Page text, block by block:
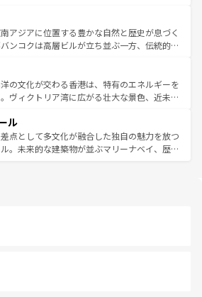
れながら、韓国の多彩な魅力を心ゆくまで味
わってみてほしい。 なお、新着の韓国情報はコンテンツ一
ほしい。
共に伝統が息づく。ハノイの古い町並みやホ
フランス統治時代の建物も、独特の雰囲気を
る。また、バラエティの豊かさとおいしさで
やバインミー、ベトナムコーヒーなどは、ぜ
いたい。どの地域を訪れてもあたたかい人々
えてくれるので、きっと忘れられない旅にな
い。
アジアに位置する豊かな自然と歴史が息づく
ンコクは高層ビルが立ち並ぶ一方、伝統的な
している。北部ではチェンマイなどの山岳地
れ合い、南部ではプーケットやクラビの美し
ゾート気分を楽しむことができる。タイ料理
は一年中温暖で、どの季節にも異なる楽しみ
。親しみやすいタイの人々、仏教を中心とし
て多様な観光資源が、訪れる旅人を魅了し続
の文化が交わる香港は、特有のエネルギーを
ヴィクトリア湾に広がる壮大な景色、近未来
れても感動するはず。観光スポットが密集し
よく見どころを回れるのも魅力。息をのむよ
文化的な体験まで、香港を存分に楽しみ尽く
ル
点として多文化が融合した独自の魅力を放つ
。未来的な建築物が並ぶマリーナベイ、歴史
ズは地元の風情を楽しめる外せないスポット